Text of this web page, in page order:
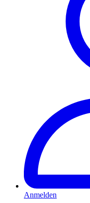
Anmelden